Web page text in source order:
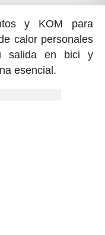
y KOM para
calor personales
salida en bici y
esencial.